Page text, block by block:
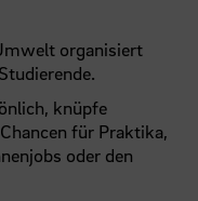
organisiert
knüpfe
für Praktika,
oder den